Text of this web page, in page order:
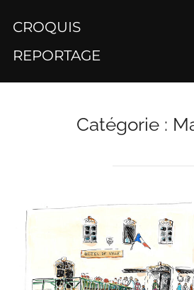
contenu
CROQUIS
REPORTAGE
Catégorie :